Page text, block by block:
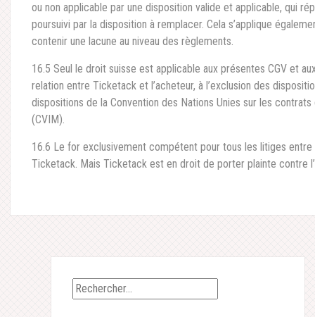
ou non applicable par une disposition valide et applicable, qui
poursuivi par la disposition à remplacer. Cela s’applique
contenir une lacune au niveau des règlements.
16.5 Seul le droit suisse est applicable aux présentes CGV et
relation entre Ticketack et l’acheteur, à l’exclusion des
dispositions de la Convention des Nations Unies sur les
(CVIM).
16.6 Le for exclusivement compétent pour tous les litiges
Ticketack. Mais Ticketack est en droit de porter plainte contre
Rechercher :